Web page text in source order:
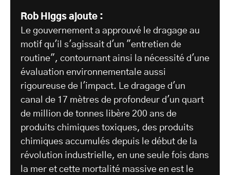
Rob Higgs ajoute :
Le gouvernement a approuvé le dragage au
motif qu'il s'agissait d'un "entretien de
routine", contournant ainsi la nécessité d'une
évaluation environnementale aussi
rigoureuse de l'impact. Le dragage d'un
canal de 17 mètres de profondeur d'un quart
de million de tonnes libère 200 ans de
produits chimiques toxiques, des produits
chimiques accumulés depuis le début de la
révolution industrielle, en une seule fois dans
la mer et cette mortalité massive en est le